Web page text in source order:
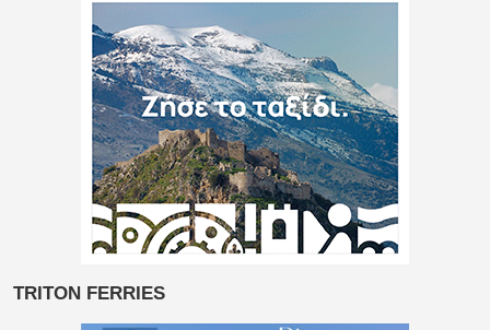
TRITON FERRIES